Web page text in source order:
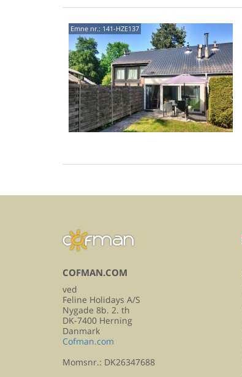
Emne nr.: 141-HZE137
COFMAN.COM
ved
Feline Holidays A/S
Nygade 8b. 2. th
DK-7400 Herning
Danmark
Cofman.com
Momsnr.: DK26347688